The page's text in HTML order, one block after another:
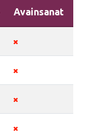
Avainsanat